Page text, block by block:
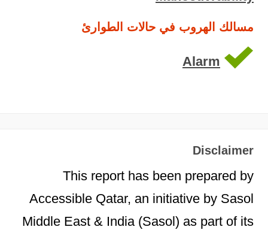
مسالك الهروب في حالات الطوارئ
Alarm
Disclaimer
This report has been prepared by
Accessible Qatar, an initiative by Sasol
Middle East & India (Sasol) as part of its